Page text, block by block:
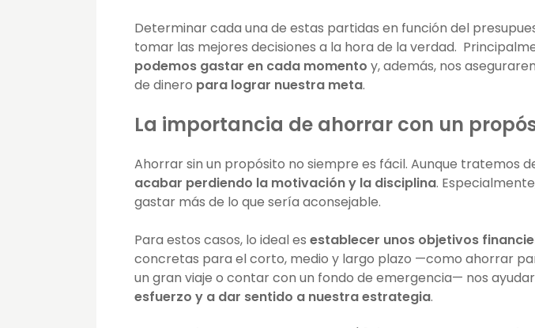
Determinar cada una de estas partidas en función del
tomar las mejores decisiones a la hora de la verdad.
podemos gastar en cada momento y, además, nos
de dinero para lograr nuestra meta.
La importancia de ahorrar con un
Ahorrar sin un propósito no siempre es fácil. Aunque tratemos
acabar perdiendo la motivación y la disciplina.
gastar más de lo que sería aconsejable.
Para estos casos, lo ideal es establecer unos objetivos
concretas para el corto, medio y largo plazo —como ahorrar
un gran viaje o contar con un fondo de emergencia— nos
esfuerzo y a dar sentido a nuestra estrategia.